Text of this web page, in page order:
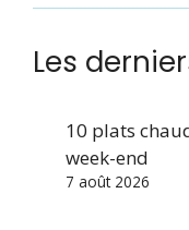
Les
10 plats
week-end
7 août 2026